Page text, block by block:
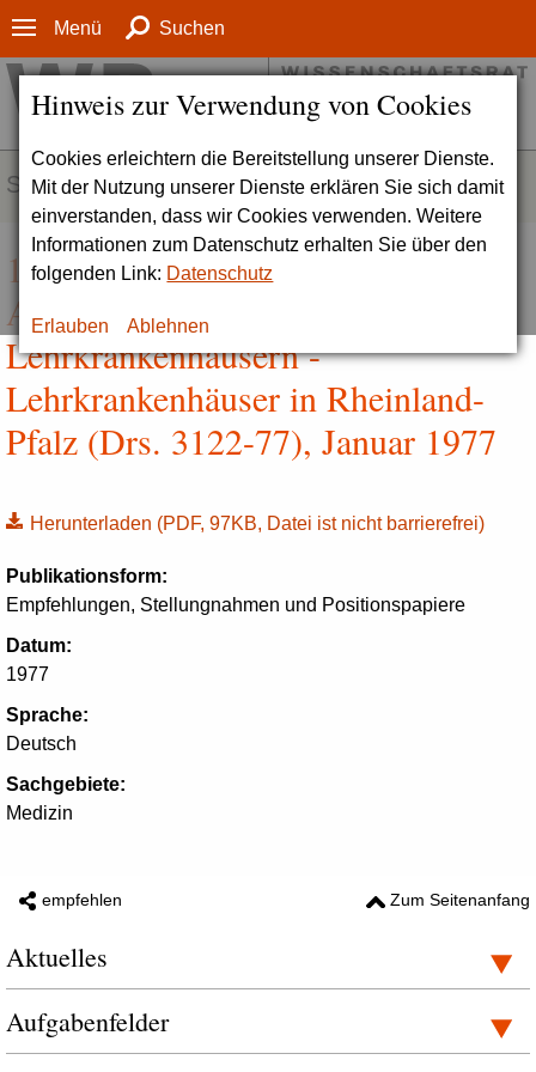
Hinweis zur Verwendung von Cookies
Cookies erleichtern die Bereitstellung unserer Dienste.
Mit der Nutzung unserer Dienste erklären Sie sich damit
einverstanden, dass wir Cookies verwenden. Weitere
Informationen zum Datenschutz erhalten Sie über den
folgenden Link: Datenschutz
Erlauben Ablehnen
Menü Suchen
SERVICE
10. Empfehlung zu
Ausbaumaßnahmen an
Lehrkrankenhäusern -
Lehrkrankenhäuser in Rheinland-
Pfalz (Drs. 3122-77), Januar 1977
Herunterladen (PDF, 97KB, Datei ist nicht barrierefrei)
Publikationsform:
Empfehlungen, Stellungnahmen und Positionspapiere
Datum:
1977
Sprache:
Deutsch
Sachgebiete:
Medizin
empfehlen Zum Seitenanfang
Aktuelles
Aufgabenfelder